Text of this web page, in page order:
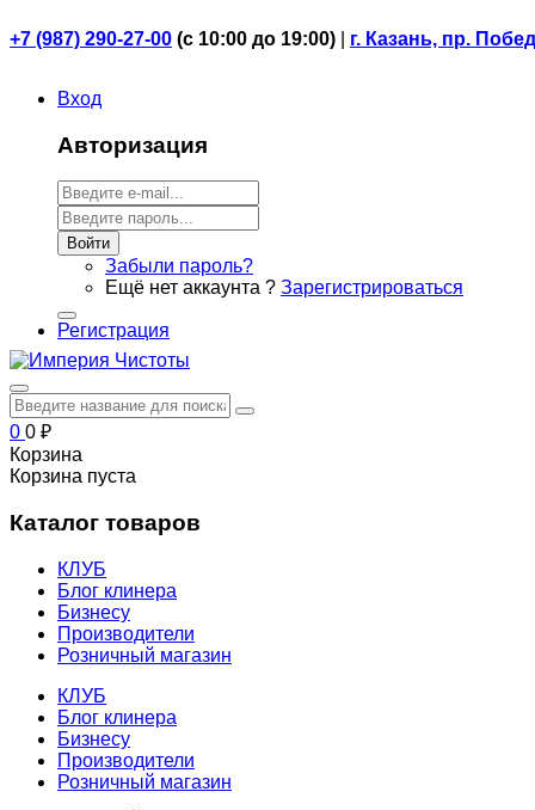
+7 (987) 290-27-00 (с 10:00 до 19:00) г. Казань, пр.
Вход
Авторизация
Войти
Забыли пароль?
Ещё нет аккаунта ? Зарегистрироваться
Регистрация
0 0 ₽
Корзина
Корзина пуста
Каталог товаров
КЛУБ
Блог клинера
Бизнесу
Производители
Розничный магазин
КЛУБ
Блог клинера
Бизнесу
Производители
Розничный магазин